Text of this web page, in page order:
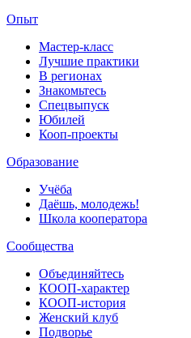
Опыт
Мастер-класс
Лучшие практики
В регионах
Знакомьтесь
Спецвыпуск
Юбилей
Кооп-проекты
Образование
Учёба
Даёшь, молодежь!
Школа кооператора
Сообщества
Объединяйтесь
КООП-характер
КООП-история
Женский клуб
Подворье